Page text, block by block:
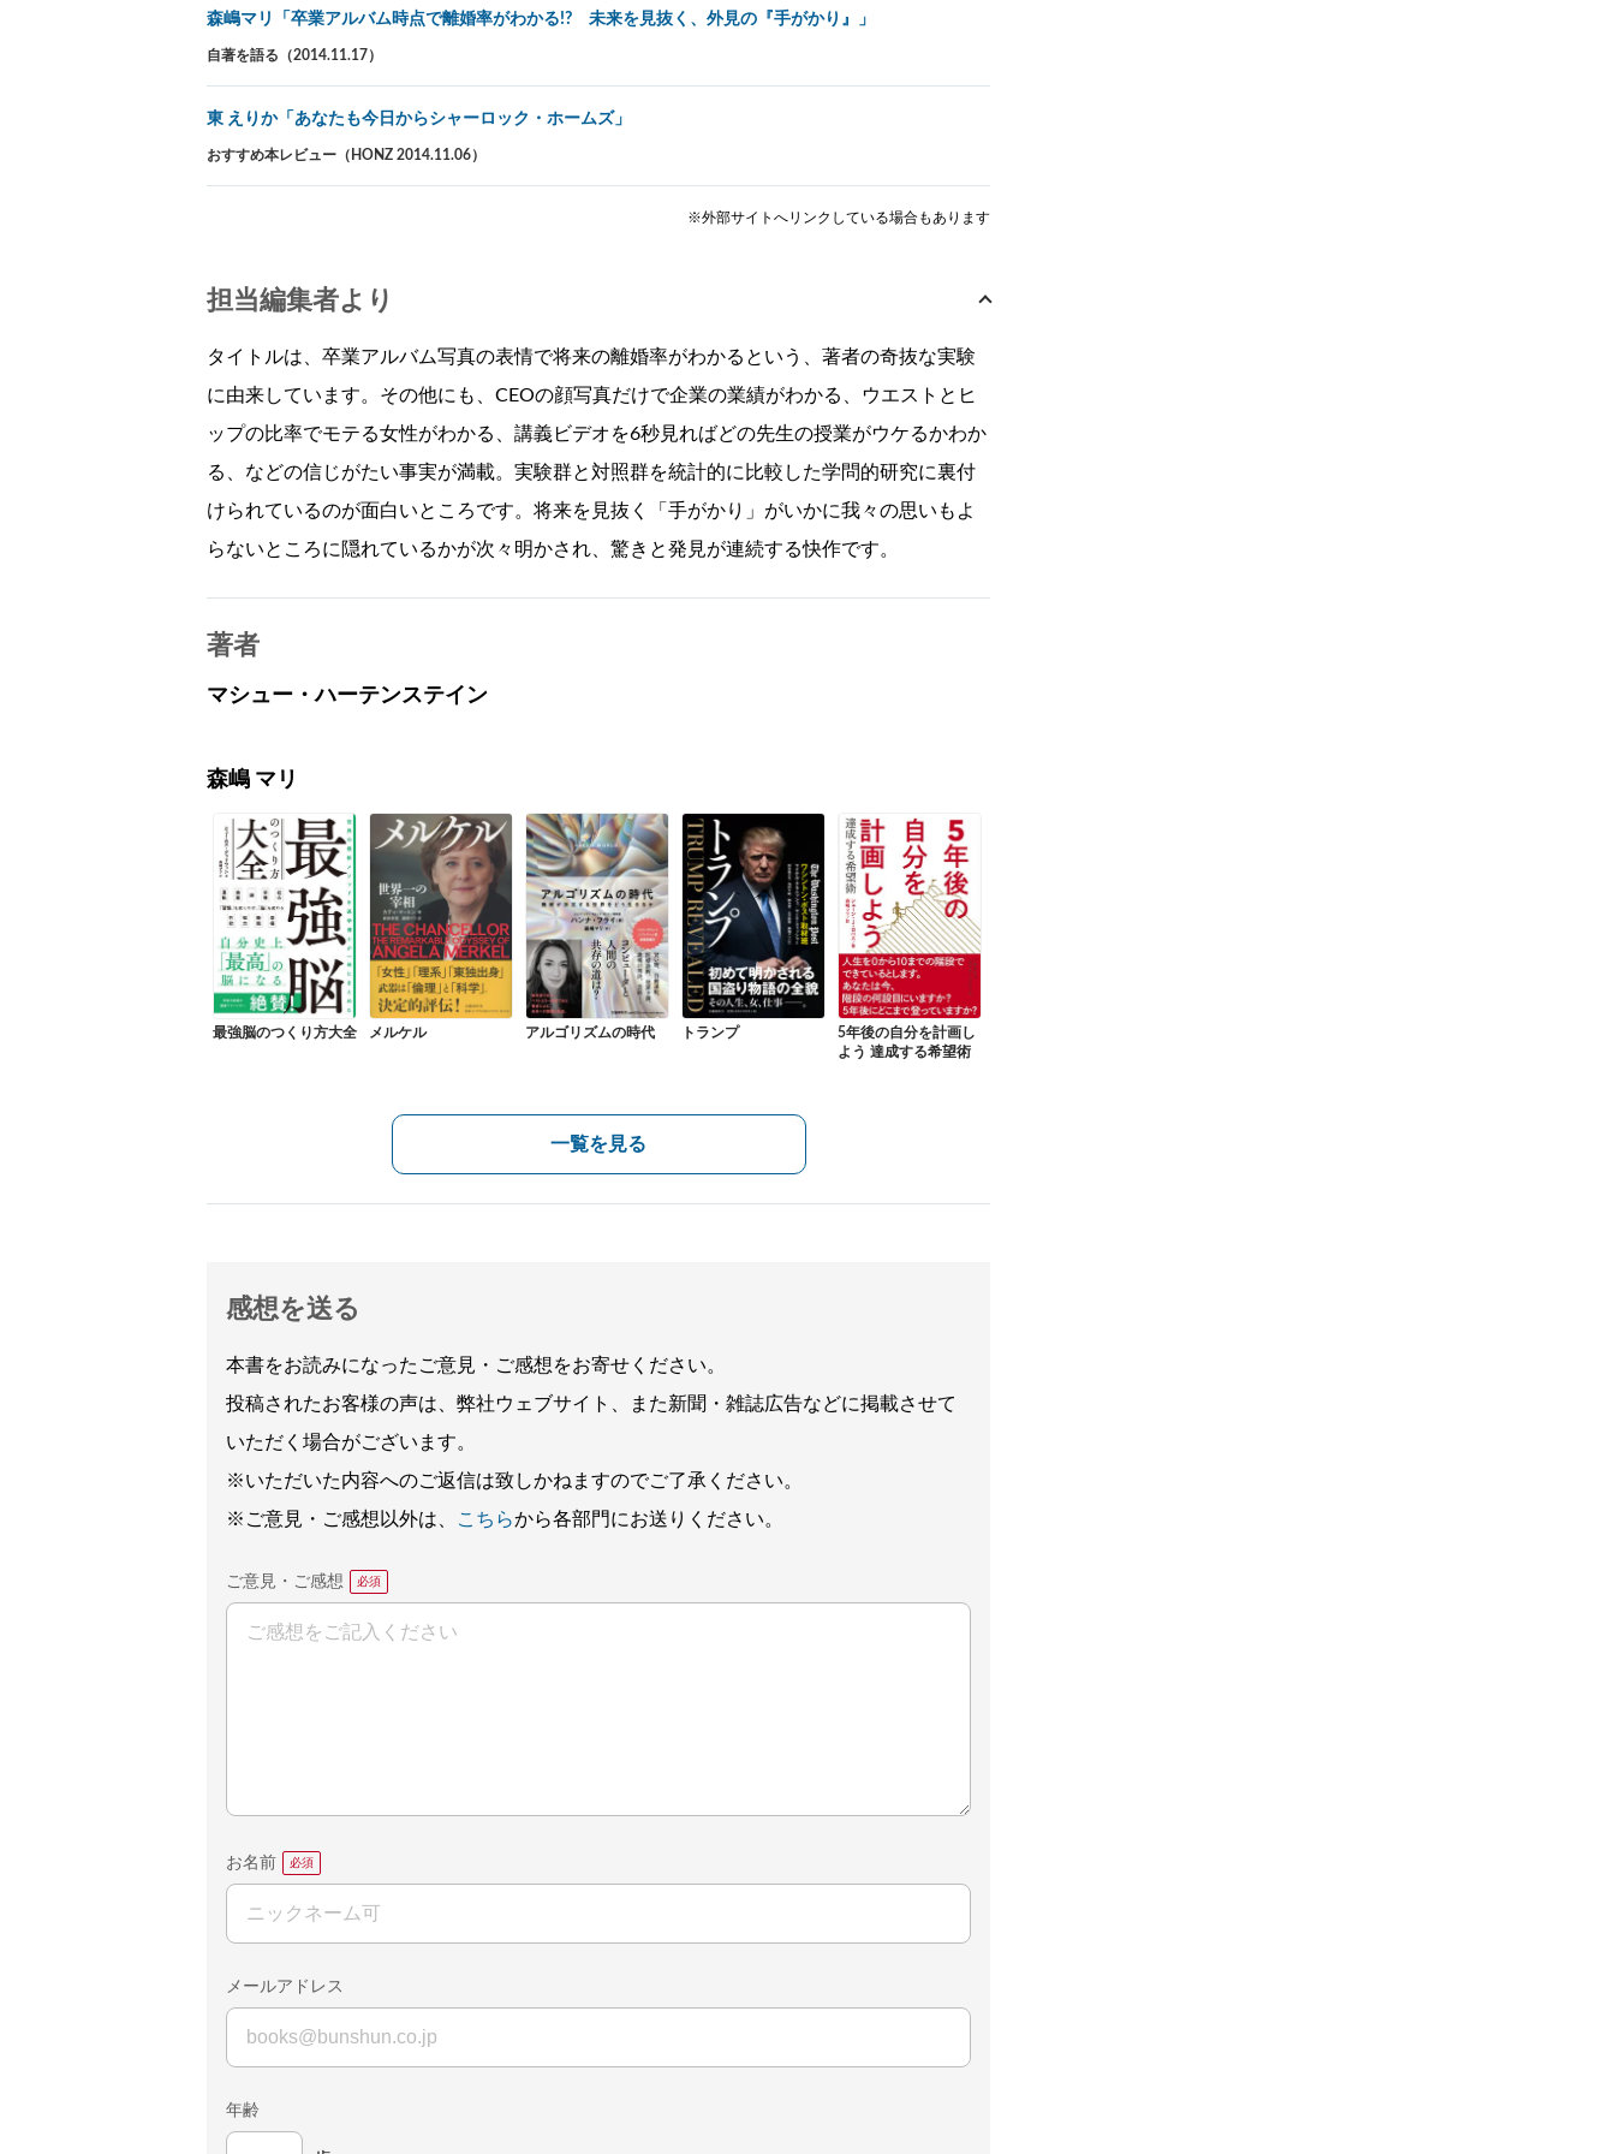
森嶋マリ「卒業アルバム時点で離婚率がわかる!? 未来を見抜く、外見の『手がかり』」
自著を語る（2014.11.17）
東 えりか「あなたも今日からシャーロック・ホームズ」
おすすめ本レビュー（HONZ 2014.11.06）
※外部サイトへリンクしている場合もあります
担当編集者より
タイトルは、卒業アルバム写真の表情で将来の離婚率がわかるという、著者の奇抜な実験
に由来しています。その他にも、CEOの顔写真だけで企業の業績がわかる、ウエストとヒ
ップの比率でモテる女性がわかる、講義ビデオを6秒見ればどの先生の授業がウケるかわか
る、などの信じがたい事実が満載。実験群と対照群を統計的に比較した学問的研究に裏付
けられているのが面白いところです。将来を見抜く「手がかり」がいかに我々の思いもよ
らないところに隠れているかが次々明かされ、驚きと発見が連続する快作です。
著者
マシュー・ハーテンステイン
森嶋 マリ
最強脳のつくり方大全 メルケル アルゴリズムの時代 トランプ
5年後の自分を計画し
よう 達成する希望術
一覧を見る
感想を送る
本書をお読みになったご意見・ご感想をお寄せください。
投稿されたお客様の声は、弊社ウェブサイト、また新聞・雑誌広告などに掲載させて
いただく場合がございます。
※いただいた内容へのご返信は致しかねますのでご了承ください。
※ご意見・ご感想以外は、
こちらから各部門にお送りください。
ご意見・ご感想
お名前
メールアドレス
年齢